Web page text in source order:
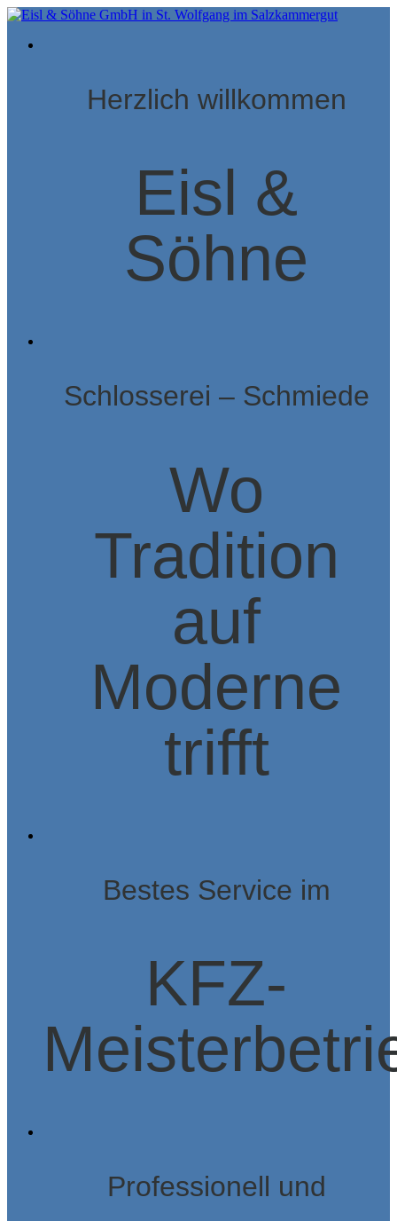
Herzlich willkommen
Eisl &
Söhne
Schlosserei – Schmiede
Wo
Tradition
auf
Moderne
trifft
Bestes Service im
KFZ-
Professionell und